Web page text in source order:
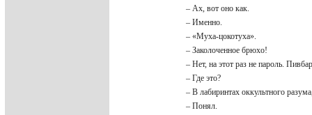
– Ах, вот оно как.
– Именно.
– «Муха-цокотуха».
– Заколоченное брюхо!
– Нет, на этот раз не пароль.
– Где это?
– В лабиринтах оккультного
– Понял.